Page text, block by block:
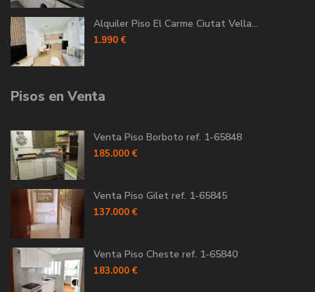
Alquiler Piso El Carme Ciutat Vella...
1.990 €
Pisos en Venta
Venta Piso Borboto ref. 1-65848
185.000 €
Venta Piso Gilet ref. 1-65845
137.000 €
Venta Piso Cheste ref. 1-65840
183.000 €